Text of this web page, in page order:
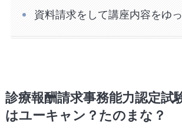
資料請求をして講座内容をゆ
診療報酬請求事務能力認定試
はユーキャン？たのまな？